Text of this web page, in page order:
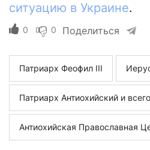
ситуацию в Украине.
0 0 Поделиться
Патриарх Феофил III
Патриарх Антиохийский и
Антиохийская Православная